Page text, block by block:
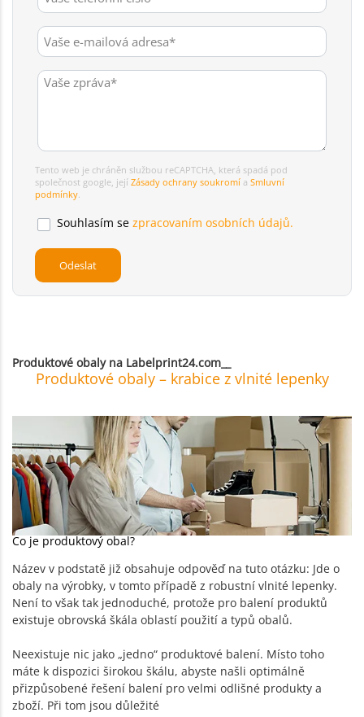
Tento web je chráněn službou reCAPTCHA, která spadá pod
společnost google, její Zásady ochrany soukromí a Smluvní
podmínky.
Souhlasím se zpracovaním osobních údajů.
Produktové obaly na Labelprint24.com__
Produktové obaly – krabice z vlnité lepenky
Co je produktový obal?
Název v podstatě již obsahuje odpověď na tuto otázku: Jde o
obaly na výrobky, v tomto případě z robustní vlnité lepenky.
Není to však tak jednoduché, protože pro balení produktů
existuje obrovská škála oblastí použití a typů obalů.
Neexistuje nic jako „jedno“ produktové balení. Místo toho
máte k dispozici širokou škálu, abyste našli optimálně
přizpůsobené řešení balení pro velmi odlišné produkty a
zboží. Při tom jsou důležité